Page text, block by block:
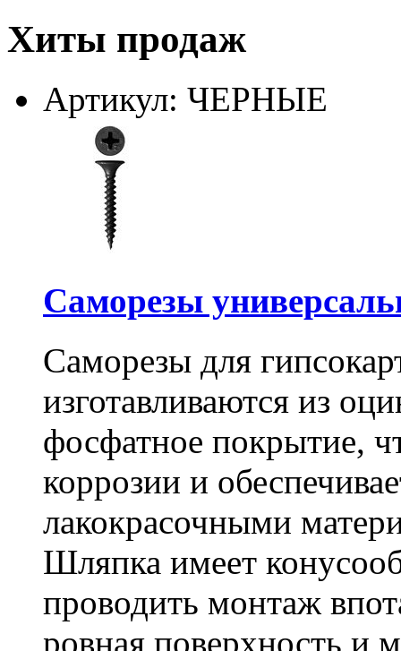
Хиты продаж
Артикул: ЧЕРНЫЕ
Саморезы
Саморезы для
изготавливаются из
фосфатное покрытие,
коррозии и
лакокрасочными
Шляпка имеет
проводить монтаж
ровная поверхность и